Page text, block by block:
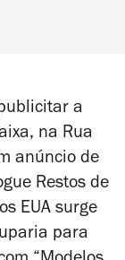
a
na Rua
anúncio de
Restos de
EUA surge
para